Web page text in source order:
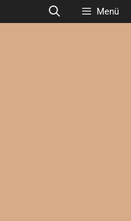
Menü